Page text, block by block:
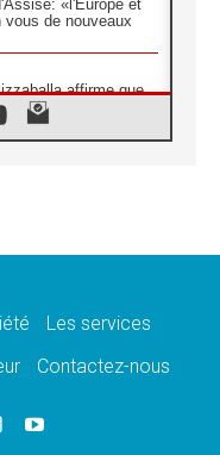
«l'Europe et
vous de nouveaux
affirme que
paix»
dignité humaine»
renforcera
est inquiétant
Les services
Contactez-nous